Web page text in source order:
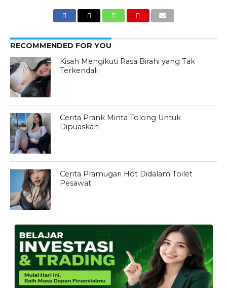
RECOMMENDED FOR YOU
Kisah Mengikuti Rasa Birahi yang Tak
Terkendali
Cerita Prank Minta Tolong Untuk
Dipuaskan
Cerita Pramugari Hot Didalam Toilet
Pesawat